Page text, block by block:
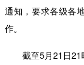
城市
公益 一带
通知，要求各级各
作。
截至5月21日21